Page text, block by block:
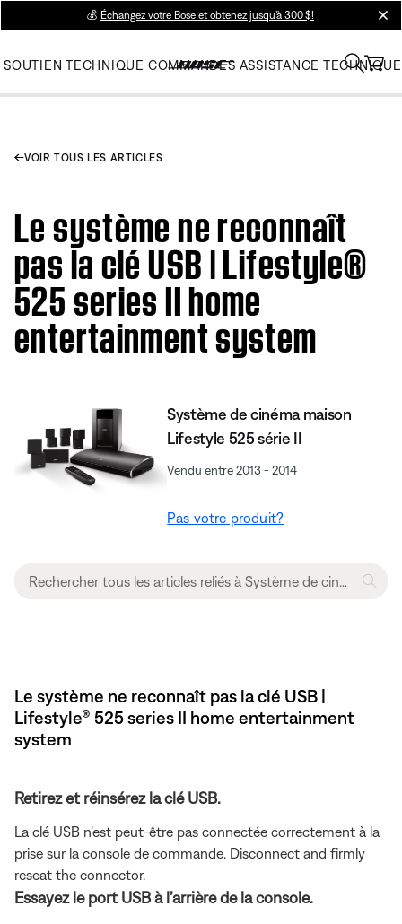
💰 Échangez votre Bose et obtenez jusqu’à 300 $!
SOUTIEN TECHNIQUE COMMANDES ASSISTANCE TECHNIQUE
VOIR TOUS LES ARTICLES
Le système ne reconnaît
pas la clé USB | Lifestyle®
525 series II home
entertainment system
Système de cinéma maison
Lifestyle 525 série II
Vendu entre 2013 - 2014
Pas votre produit?
Le système ne reconnaît pas la clé USB |
Lifestyle® 525 series II home entertainment
system
Retirez et réinsérez la clé USB.
La clé USB n’est peut-être pas connectée correctement à la
prise sur la console de commande. Disconnect and firmly
reseat the connector.
Essayez le port USB à l’arrière de la console.